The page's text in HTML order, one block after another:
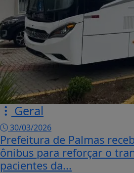
Geral
30/03/2026
Prefeitura de Palmas
ônibus para reforçar o
pacientes da...